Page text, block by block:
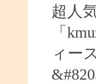
超人
「
ィー